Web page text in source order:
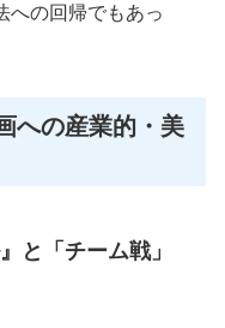
への回帰でもあっ
への産業的・美
と「チーム戦」